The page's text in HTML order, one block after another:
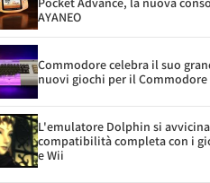
AYANEO
Commodore celebra il suo
nuovi giochi per il
L'emulatore Dolphin si
compatibilità completa con i
e Wii